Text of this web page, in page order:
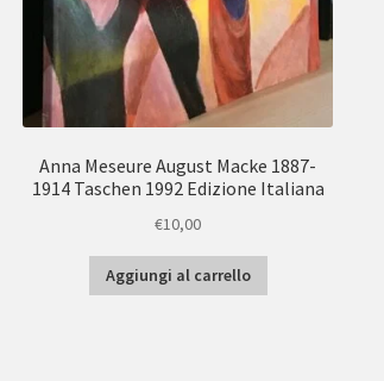
Anna Meseure August Macke 1887-
1914 Taschen 1992 Edizione Italiana
€10,00
Aggiungi al carrello